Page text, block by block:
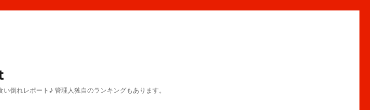
倒れレポート♪ 管理人独自のランキングもあります。